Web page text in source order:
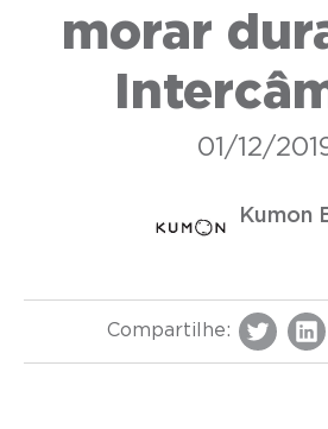
morar
01/12/
Kumon
Compartilhe: